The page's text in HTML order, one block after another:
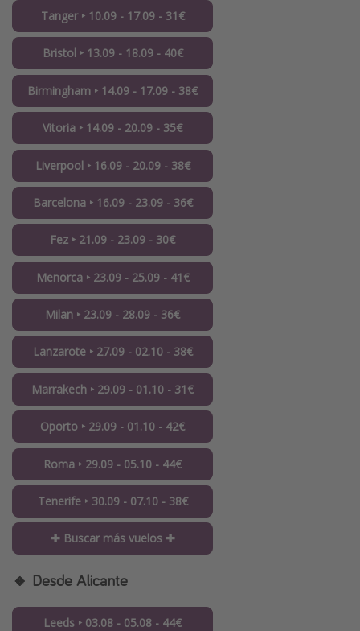
Tanger ‣ 10.09 - 17.09 - 31€
Bristol ‣ 13.09 - 18.09 - 40€
Birmingham ‣ 14.09 - 17.09 - 38€
Vitoria ‣ 14.09 - 20.09 - 35€
Liverpool ‣ 16.09 - 20.09 - 38€
Barcelona ‣ 16.09 - 23.09 - 36€
Fez ‣ 21.09 - 23.09 - 30€
Menorca ‣ 23.09 - 25.09 - 41€
Milan ‣ 23.09 - 28.09 - 36€
Lanzarote ‣ 27.09 - 02.10 - 38€
Marrakech ‣ 29.09 - 01.10 - 31€
Oporto ‣ 29.09 - 01.10 - 42€
Roma ‣ 29.09 - 05.10 - 44€
Tenerife ‣ 30.09 - 07.10 - 38€
✚ Buscar más vuelos ✚
🔸 Desde Alicante
Leeds ‣ 03.08 - 05.08 - 44€